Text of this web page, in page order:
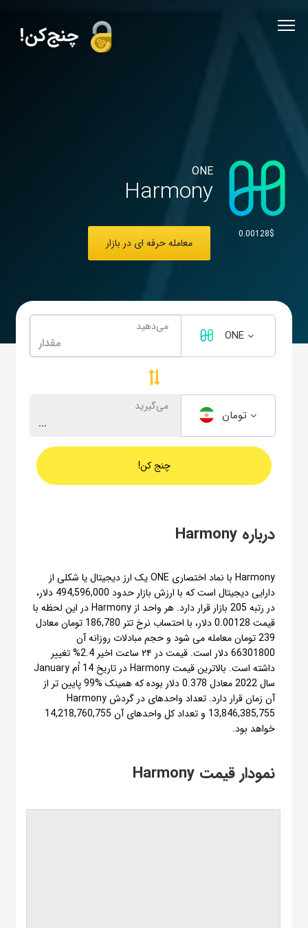
0.00128$
ONE
Harmony
معامله حرفه ای در بازار
می‌دهید
ONE
می‌گیرید
تومان
چنج کن!
درباره Harmony
Harmony با نماد اختصاری ONE یک ارز دیجیتال یا شکلی از
دارایی دیجیتال است که با ارزش بازار حدود 494,596,000 دلار،
در رتبه 205 بازار قرار دارد. هر واحد از Harmony در این لحظه با
قیمت 0.00128 دلار، با احتساب نرخ تتر 186,780 تومان معادل
239 تومان معامله می شود و حجم مبادلات روزانه آن
66301800 دلار است. قیمت در ۲۴ ساعت اخیر 2.4% تغییر
داشته است. بالاترین قیمت Harmony در تاریخ 14 اُم January
سال 2022 معادل 0.378 دلار بوده که همینک %99 پایین تر از
آن زمان قرار دارد. تعداد واحدهای در گردش Harmony
13,846,385,755 و تعداد کل واحدهای آن 14,218,760,755
خواهد بود.
نمودار قیمت Harmony